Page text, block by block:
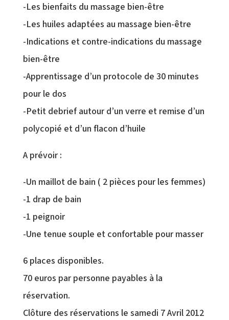
-Les bienfaits du massage bien-être
-Les huiles adaptées au massage bien-être
-Indications et contre-indications du massage
bien-être
-Apprentissage d’un protocole de 30 minutes
pour le dos
-Petit debrief autour d’un verre et remise d’un
polycopié et d’un flacon d’huile
A prévoir :
-Un maillot de bain ( 2 pièces pour les femmes)
-1 drap de bain
-1 peignoir
-Une tenue souple et confortable pour masser
6 places disponibles.
70 euros par personne payables à la
réservation.
Clôture des réservations le samedi 7 Avril 2012